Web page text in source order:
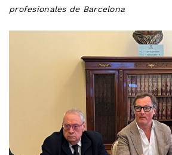
profesionales de Barcelona